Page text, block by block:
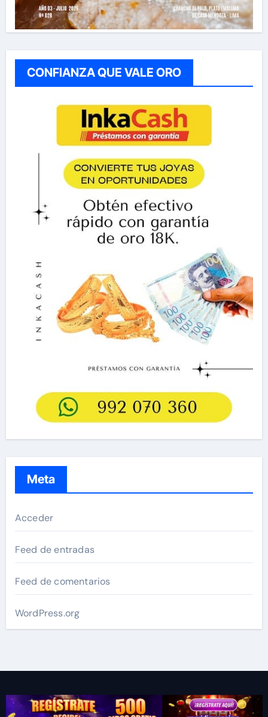
CONFIANZA QUE VALE ORO
Meta
Acceder
Feed de entradas
Feed de comentarios
WordPress.org